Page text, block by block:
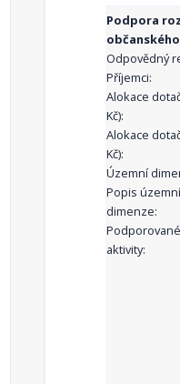
Podpora
Odpovědný
Příjemci:
Alokace
Kč):
Alokace
Kč):
Územní
Popis územní
dimenze:
Podporované
aktivity: